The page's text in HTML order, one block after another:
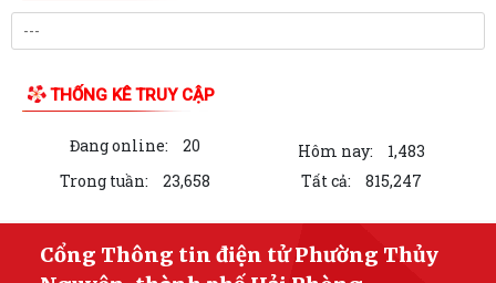
THỐNG KÊ TRUY CẬP
Đang online: 20 Hôm nay:
1,483
Trong tuần:
23,658 Tất cả: 815,247
Cổng Thông tin điện tử Phường Thủy